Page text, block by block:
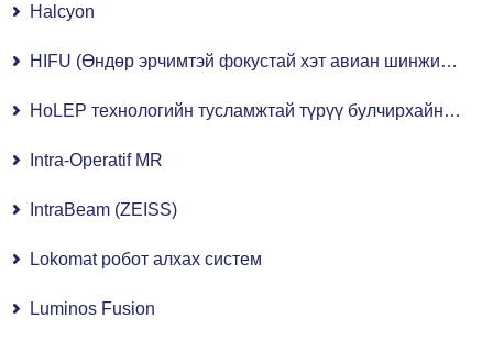
Halcyon
HIFU (Өндөр эрчимтэй фокустай хэт авиан шинжилгээ)
HoLEP технологийн тусламжтай түрүү булчирхайн мэс засал
Intra-Operatif MR
IntraBeam (ZEISS)
Lokomat робот алхах систем
Luminos Fusion